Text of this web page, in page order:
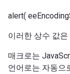
alert(
이러한 상수 값
매크로는
언어로는 자동으